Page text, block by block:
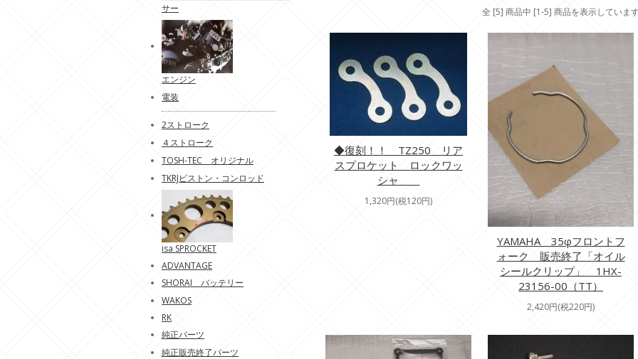
全 [5] 商品中 [1-5] 商品を表示していま
◆復刻！！ TZ250 リア
スプロケット ロックワッ
シャ
1,320円(税120円)
YAMAHA 35φフロントフ
ォーク 販売終了「オイル
シールクリップ」 1HX-
23156-00（TT）
2,420円(税220円)
サー
エンジン
電装
2ストローク
４ストローク
TOSH-TEC オリジナル
TKRJピストン・コンロッド
isa SPROCKET
ADVANTAGE
SHORAI バッテリー
WAKOS
RK
純正パーツ
純正販売終了パーツ